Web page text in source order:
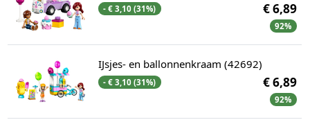
- € 3,10 (31%) € 6,89
92%
IJsjes- en ballonnenkraam (42692)
- € 3,10 (31%) € 6,89
92%